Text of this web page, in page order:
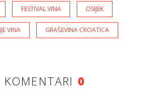
FESTIVAL VINA OSIJEK
VINA GRAŠEVINA CROATICA
KOMENTARI 0